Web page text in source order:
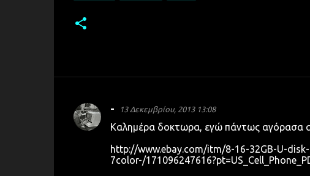
Σ
- 13 Δεκεμβρίου, 2013 13:08
Καλημέρα δοκτωρα, εγώ πάντως αγόρασα
http://www.ebay.com/itm/8-16-32GB-U-
7color-/